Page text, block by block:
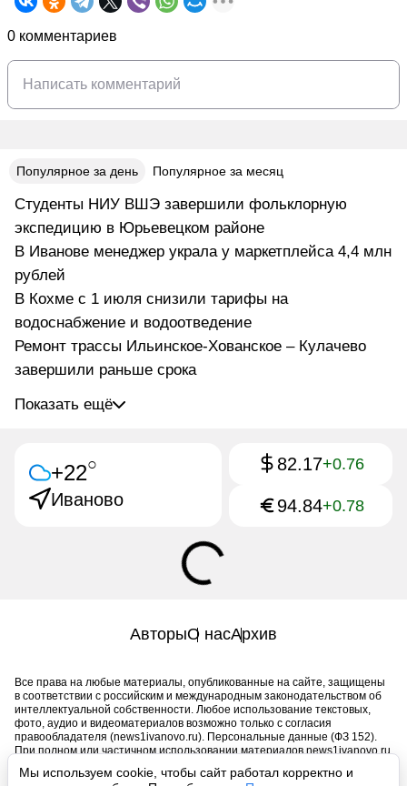
Мы используем cookie, чтобы сайт работал корректно и
0 комментариев
Популярное за день Популярное за месяц
Студенты НИУ ВШЭ завершили фольклорную
экспедицию в Юрьевецком районе
В Иванове менеджер украла у маркетплейса 4,4 млн
рублей
В Кохме с 1 июля снизили тарифы на
водоснабжение и водоотведение
Ремонт трассы Ильинское-Хованское – Кулачево
завершили раньше срока
Показать ещё
+22○
Иваново
82.17+0.76
94.84+0.78
АвторыО насАрхив
Все права на любые материалы, опубликованные на сайте, защищены
в соответствии с российским и международным законодательством об
интеллектуальной собственности. Любое использование текстовых,
фото, аудио и видеоматериалов возможно только с согласия
правообладателя (news1ivanovo.ru). Персональные данные (ФЗ 152).
При полном или частичном использовании материалов news1ivanovo.ru
обязательна. Запрещено для детей. Оригинал текста: